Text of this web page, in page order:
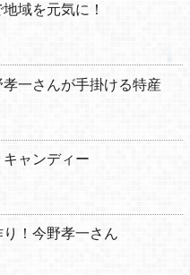
域を元気に！
一さんが手掛ける特産
ャンディー
！今野孝一さん